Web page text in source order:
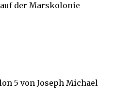
der Marskolonie
5 von Joseph Michael